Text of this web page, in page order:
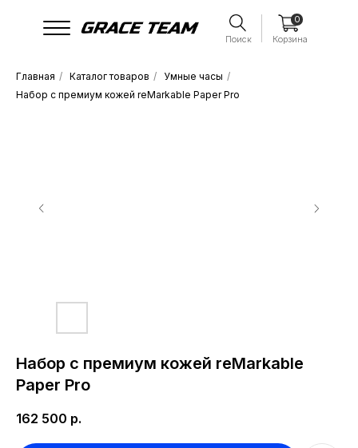
Поиск Корзина
0
Главная / Каталог товаров / Умные часы /
Набор с премиум кожей reMarkable Paper Pro
Набор с премиум кожей reMarkable
Paper Pro
162 500 р.